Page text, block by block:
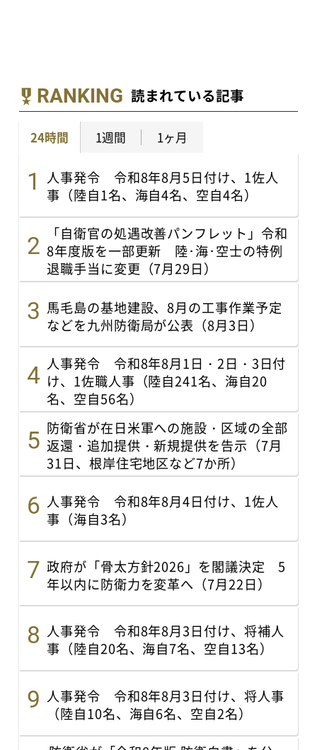
RANKING 読まれている記事
24時間 1週間 1ヶ月
人事発令 令和8年8月5日付け、1佐人
事（陸自1名、海自4名、空自4名）
「自衛官の処遇改善パンフレット」令和
8年度版を一部更新 陸･海･空士の特例
退職手当に変更（7月29日）
馬毛島の基地建設、8月の工事作業予定
などを九州防衛局が公表（8月3日）
人事発令 令和8年8月1日・2日・3日付
け、1佐職人事（陸自241名、海自20
名、空自56名）
防衛省が在日米軍への施設・区域の全部
返還・追加提供・新規提供を告示（7月
31日、根岸住宅地区など7か所）
人事発令 令和8年8月4日付け、1佐人
事（海自3名）
政府が「骨太方針2026」を閣議決定 5
年以内に防衛力を変革へ（7月22日）
人事発令 令和8年8月3日付け、将補人
事（陸自20名、海自7名、空自13名）
人事発令 令和8年8月3日付け、将人事
（陸自10名、海自6名、空自2名）